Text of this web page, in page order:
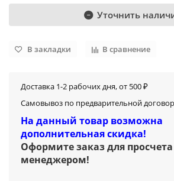
Уточнить
В закладки В сравнение
Доставка 1-2 рабочих дня, от 500 ₽
Самовывоз по предварительной
На данный товар возможна
дополнительная скидка!
Оформите заказ для
менеджером!